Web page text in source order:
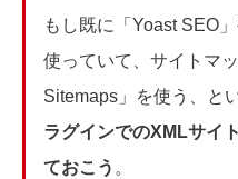
もし既に「Yoast SEO
使っていて、サイトマ
Sitemaps」を使う、と
ラグインでのXMLサイ
ておこう 。